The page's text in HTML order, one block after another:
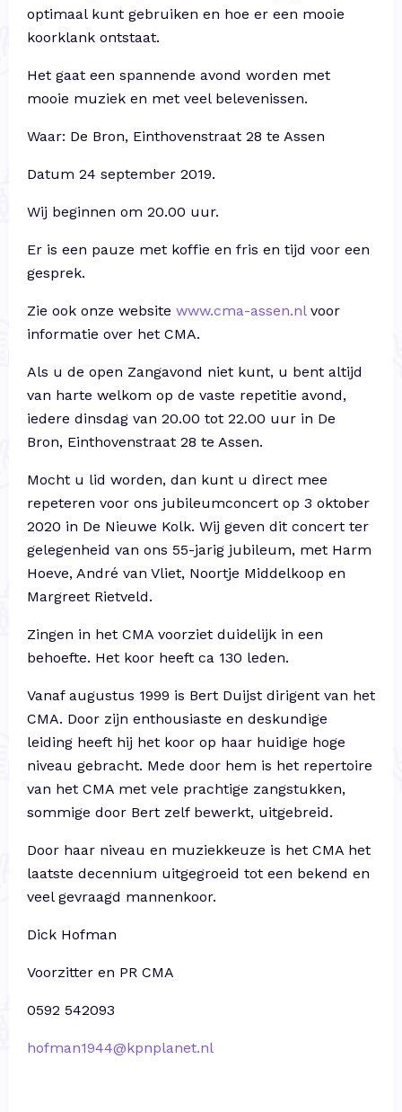
optimaal kunt gebruiken en hoe er een mooie
koorklank ontstaat.
Het gaat een spannende avond worden met
mooie muziek en met veel belevenissen.
Waar: De Bron, Einthovenstraat 28 te Assen
Datum 24 september 2019.
Wij beginnen om 20.00 uur.
Er is een pauze met koffie en fris en tijd voor een
gesprek.
Zie ook onze website www.cma-assen.nlvoor
informatie over het CMA.
Als u de open Zangavond niet kunt, u bent altijd
van harte welkom op de vaste repetitie avond,
iedere dinsdag van 20.00 tot 22.00 uur in De
Bron, Einthovenstraat 28 te Assen.
Mocht u lid worden, dan kunt u direct mee
repeteren voor ons jubileumconcert op 3 oktober
2020 in De Nieuwe Kolk. Wij geven dit concert ter
gelegenheid van ons 55-jarig jubileum, met Harm
Hoeve, André van Vliet, Noortje Middelkoop en
Margreet Rietveld.
Zingen in het CMA voorziet duidelijk in een
behoefte. Het koor heeft ca 130 leden.
Vanaf augustus 1999 is Bert Duijst dirigent van het
CMA. Door zijn enthousiaste en deskundige
leiding heeft hij het koor op haar huidige hoge
niveau gebracht. Mede door hem is het repertoire
van het CMA met vele prachtige zangstukken,
sommige door Bert zelf bewerkt, uitgebreid.
Door haar niveau en muziekkeuze is het CMA het
laatste decennium uitgegroeid tot een bekend en
veel gevraagd mannenkoor.
Dick Hofman
Voorzitter en PR CMA
0592 542093
hofman1944@kpnplanet.nl